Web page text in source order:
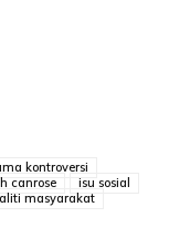
kontroversi
canrose
isu sosial
masyarakat